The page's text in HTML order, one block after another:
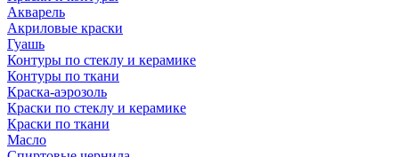
Акварель
Акриловые краски
Гуашь
Контуры по стеклу и керамике
Контуры по ткани
Краска-аэрозоль
Краски по стеклу и керамике
Краски по ткани
Масло